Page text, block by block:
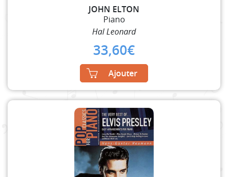
JOHN ELTON
Piano
Hal Leonard
33,60€
Ajouter